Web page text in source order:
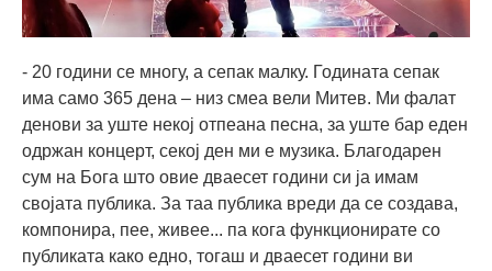
- 20 години се многу, а сепак малку. Годината сепак
има само 365 дена – низ смеа вели Митев. Ми фалат
денови за уште некој отпеана песна, за уште бар еден
одржан концерт, секој ден ми е музика. Благодарен
сум на Бога што овие дваесет години си ја имам
својата публика. За таа публика вреди да се создава,
компонира, пее, живее... па кога функционирате со
публиката како едно, тогаш и дваесет години ви